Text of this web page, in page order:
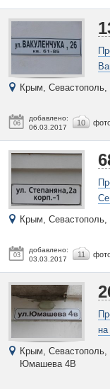
06
добавлено:
06.03.2017
10
Крым, Севастополь,
03
добавлено:
03.03.2017
11
Крым, Севастополь,
Крым, Севастополь,
Юмашева 4В